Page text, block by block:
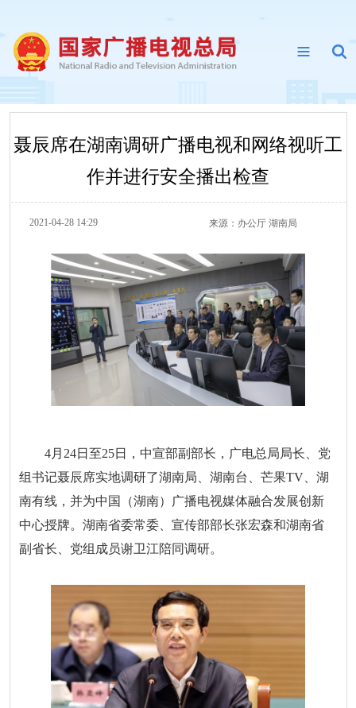
聂辰席在湖南调研广播电视和网络视听工
作并进行安全播出检查
2021-04-28 14:29 来源： 办公厅 湖南局
4月24日至25日， 中宣部副部长，广电总局局长、党
组书记聂辰席实地调研了湖南局、湖南台、芒果TV、湖
南有线，并为中国（湖南）广播电视媒体融合发展创新
中心授牌。湖南省委常委、宣传部部长张宏森和湖南省
副省长、党组成员谢卫江陪同调研。